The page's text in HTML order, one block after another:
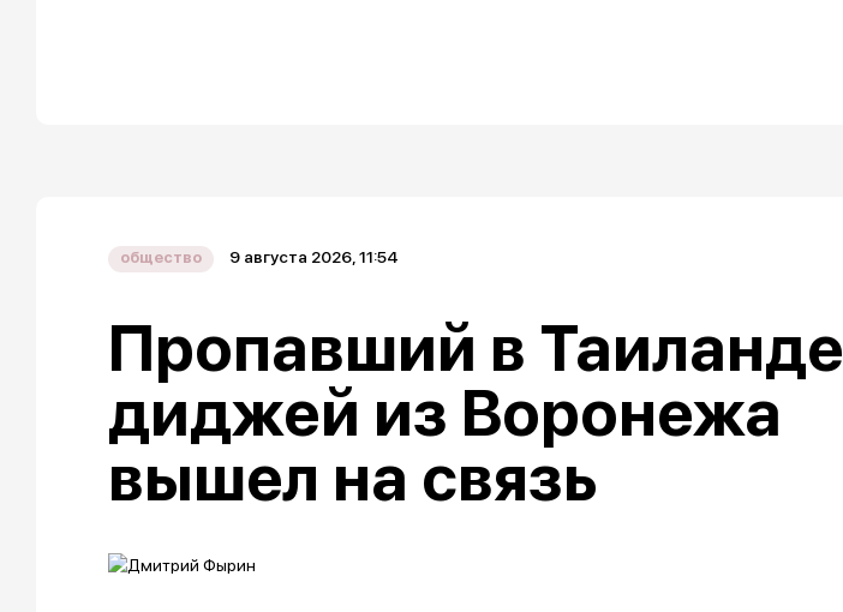
общество 9 августа 2026, 11:54
Пропавший в Таиланде
диджей из Воронежа
вышел на связь